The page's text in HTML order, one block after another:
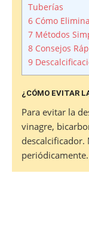
Tuberías
6 Cómo
7 Métodos
8 Consejos
9
¿CÓMO EVITAR
Para evitar la
vinagre,
descalcificador.
periódicamente.